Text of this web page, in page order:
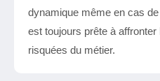
dynamique même en cas
est toujours prête à
risquées du métier.